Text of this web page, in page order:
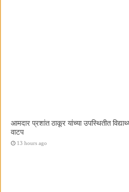
आमदार प्रशांत ठाकूर यांच्या उपस्थितीत
वाटप
13 hours ago